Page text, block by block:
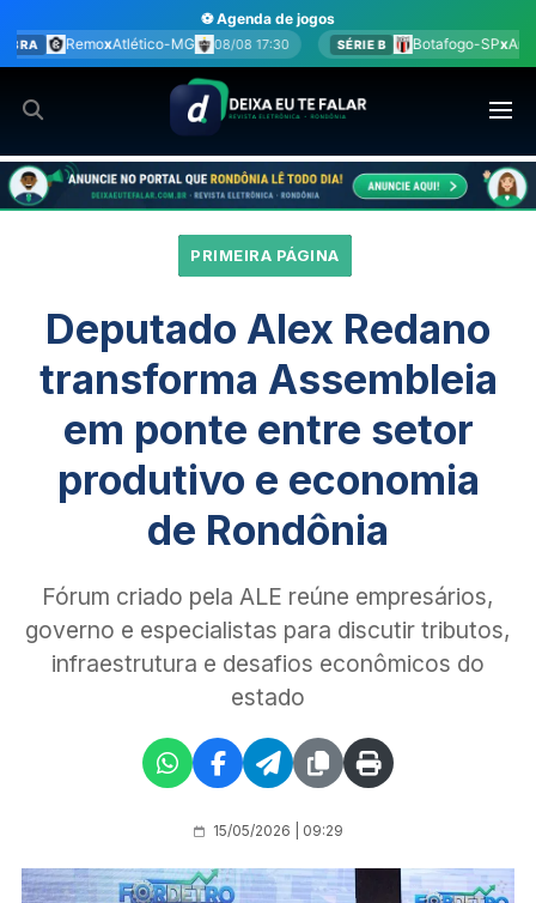
para
o
conteúdo
⚽ Agenda de jogos
08/08 17:30 SÉRIE B Botafogo-SPx América-MG 08/08 17:30
PRIMEIRA PÁGINA
Deputado Alex Redano
transforma Assembleia
em ponte entre setor
produtivo e economia
de Rondônia
Fórum criado pela ALE reúne empresários,
governo e especialistas para discutir tributos,
infraestrutura e desafios econômicos do
estado
15/05/2026 | 09:29